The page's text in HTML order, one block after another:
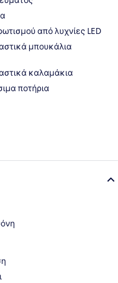
από λυχνίες LED
μπουκάλια
καλαμάκια
ποτήρια